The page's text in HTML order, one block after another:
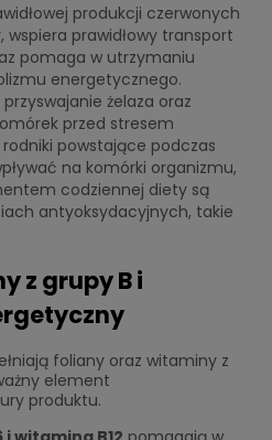
produkcji czerwonych
wspiera prawidłowy transport
pomaga w utrzymaniu
energetycznego.
przyswajanie żelaza oraz
przed stresem
powstające podczas
na komórki organizmu,
codziennej diety są
antyoksydacyjnych, takie
z grupy B i
foliany oraz witaminy z
element
produktu.